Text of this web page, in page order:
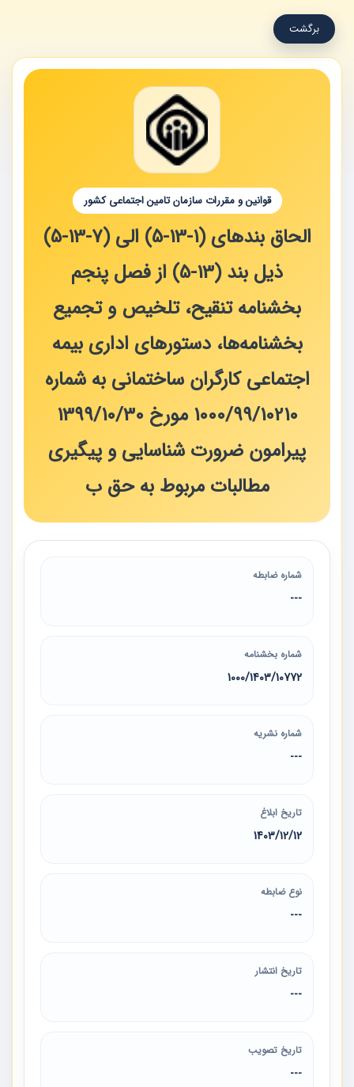
برگشت
قوانین و مقررات سازمان تامین اجتماعی کشور
الحاق بندهای (1‏‏-13‏‏-5) الی (7‏‏-13‏‏-5)
ذیل بند (13‏‏-5) از فصل پنجم
بخشنامه تنقیح، تلخیص و تجمیع
بخشنامه‌ها، دستورهای اداری بیمه
اجتماعی کارگران ساختمانی به شماره
10210‏‏/99‏‏/1000 مورخ 30‏/10‏/1399
پیرامون ضرورت شناسایی و پیگیری
مطالبات مربوط به حق ب
شماره ضابطه
---
شماره بخشنامه
10772‏/1403‏/1000
شماره نشریه
---
تاریخ ابلاغ
1403/12/12
نوع ضابطه
---
تاریخ انتشار
---
تاریخ تصویب
---